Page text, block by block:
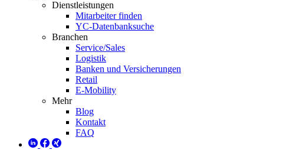
Dienstleistungen
Mitarbeiter finden
YC-Datenbanksuche
Branchen
Service/Sales
Logistik
Banken und Versicherungen
Retail
E-Mobility
Mehr
Blog
Kontakt
FAQ